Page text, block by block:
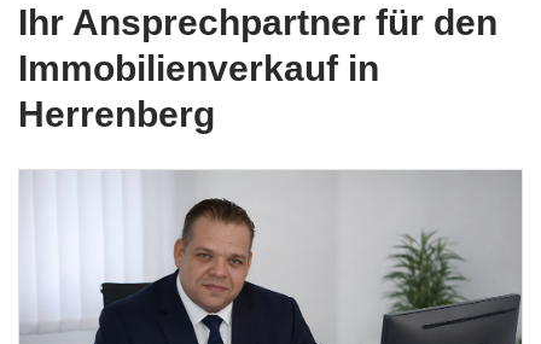
Ihr Ansprechpartner für den
Immobilienverkauf in
Herrenberg